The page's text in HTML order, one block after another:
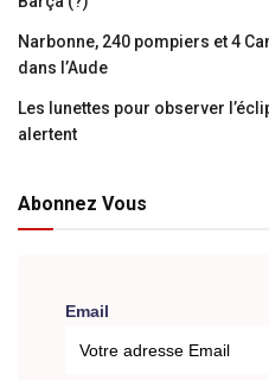
Narbonne, 240 pompiers et 4
dans l’Aude
Les lunettes pour observer
alertent
Abonnez Vous
Email